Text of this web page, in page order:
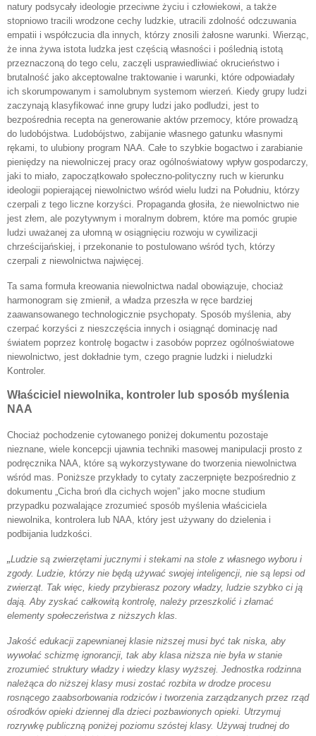
natury podsycały ideologie przeciwne życiu i człowiekowi, a także
stopniowo tracili wrodzone cechy ludzkie, utracili zdolność odczuwania
empatii i współczucia dla innych, którzy znosili żałosne warunki. Wierząc,
że inna żywa istota ludzka jest częścią własności i poślednią istotą
przeznaczoną do tego celu, zaczęli usprawiedliwiać okrucieństwo i
brutalność jako akceptowalne traktowanie i warunki, które odpowiadały
ich skorumpowanym i samolubnym systemom wierzeń. Kiedy grupy ludzi
zaczynają klasyfikować inne grupy ludzi jako podludzi, jest to
bezpośrednia recepta na generowanie aktów przemocy, które prowadzą
do ludobójstwa. Ludobójstwo, zabijanie własnego gatunku własnymi
rękami, to ulubiony program NAA. Całe to szybkie bogactwo i zarabianie
pieniędzy na niewolniczej pracy oraz ogólnoświatowy wpływ gospodarczy,
jaki to miało, zapoczątkowało społeczno-polityczny ruch w kierunku
ideologii popierającej niewolnictwo wśród wielu ludzi na Południu, którzy
czerpali z tego liczne korzyści. Propaganda głosiła, że niewolnictwo nie
jest złem, ale pozytywnym i moralnym dobrem, które ma pomóc grupie
ludzi uważanej za ułomną w osiągnięciu rozwoju w cywilizacji
chrześcijańskiej, i przekonanie to postulowano wśród tych, którzy
czerpali z niewolnictwa najwięcej.
Ta sama formuła kreowania niewolnictwa nadal obowiązuje, chociaż
harmonogram się zmienił, a władza przeszła w ręce bardziej
zaawansowanego technologicznie psychopaty. Sposób myślenia, aby
czerpać korzyści z nieszczęścia innych i osiągnąć dominację nad
światem poprzez kontrolę bogactw i zasobów poprzez ogólnoświatowe
niewolnictwo, jest dokładnie tym, czego pragnie ludzki i nieludzki
Kontroler.
Właściciel niewolnika, kontroler lub sposób myślenia
NAA
Chociaż pochodzenie cytowanego poniżej dokumentu pozostaje
nieznane, wiele koncepcji ujawnia techniki masowej manipulacji prosto z
podręcznika NAA, które są wykorzystywane do tworzenia niewolnictwa
wśród mas. Poniższe przykłady to cytaty zaczerpnięte bezpośrednio z
dokumentu „Cicha broń dla cichych wojen” jako mocne studium
przypadku pozwalające zrozumieć sposób myślenia właściciela
niewolnika, kontrolera lub NAA, który jest używany do dzielenia i
podbijania ludzkości.
„Ludzie są zwierzętami jucznymi i stekami na stole z własnego wyboru i
zgody. Ludzie, którzy nie będą używać swojej inteligencji, nie są lepsi od
zwierząt. Tak więc, kiedy przybierasz pozory władzy, ludzie szybko ci ją
dają. Aby zyskać całkowitą kontrolę, należy przeszkolić i złamać
elementy społeczeństwa z niższych klas.
Jakość edukacji zapewnianej klasie niższej musi być tak niska, aby
wywołać schizmę ignorancji, tak aby klasa niższa nie była w stanie
zrozumieć struktury władzy i wiedzy klasy wyższej. Jednostka rodzinna
należąca do niższej klasy musi zostać rozbita w drodze procesu
rosnącego zaabsorbowania rodziców i tworzenia zarządzanych przez rząd
ośrodków opieki dziennej dla dzieci pozbawionych opieki. Utrzymuj
rozrywkę publiczną poniżej poziomu szóstej klasy. Używaj trudnej do